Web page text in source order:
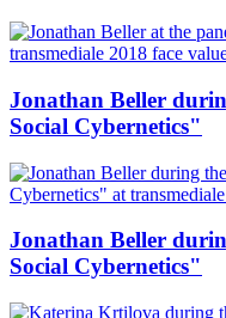
Jonathan Beller
Social Cybernetics"
Jonathan Beller
Social Cybernetics"